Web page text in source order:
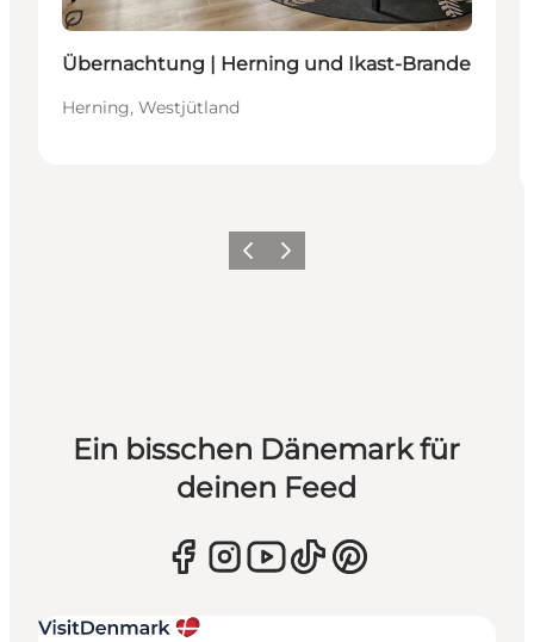
Nachhaltig
Übernachtung | Herning und Ikast-Brande
Herning, Westjütland
ZurückWeiter
Ein bisschen Dänemark für
deinen Feed